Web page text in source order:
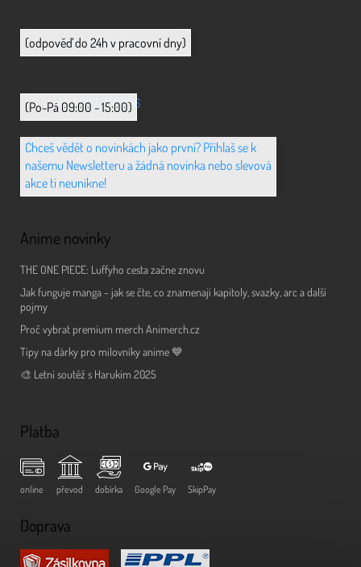
info@animerch.cz
(odpověď do 24h v pracovní dny)
+420 702 851 036
(Po-Pá 09:00 - 15:00)
Chceš vědět o novinkách jako první? Přihlaš se k
našemu Newsletteru a žádná novinka nebo slevová
akce ti neunikne!
Anime novinky
THE ONE PIECE: Luffyho cesta začne znovu
Jak funguje manga - jak se čte, co znamenají kapitoly, svazky, arc a další
pojmy
Proč vybrat premium merch Animerch.cz
Tipy na dárky pro milovníky anime 💙
🎨 Letní soutěž s Harukim 2025
Platba
online převod dobírka Google Pay SkipPay
Doprava